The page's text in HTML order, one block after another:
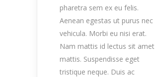
pharetra sem ex eu felis.
Aenean egestas ut purus nec
vehicula. Morbi eu nisi erat.
Nam mattis id lectus sit amet
mattis. Suspendisse eget
tristique neque. Duis ac